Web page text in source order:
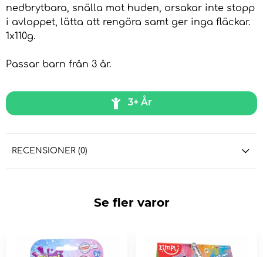
nedbrytbara, snälla mot huden, orsakar inte stopp
i avloppet, lätta att rengöra samt ger inga fläckar.
1x110g.
Passar barn från 3 år.
3+ År
RECENSIONER (0)
Se fler varor